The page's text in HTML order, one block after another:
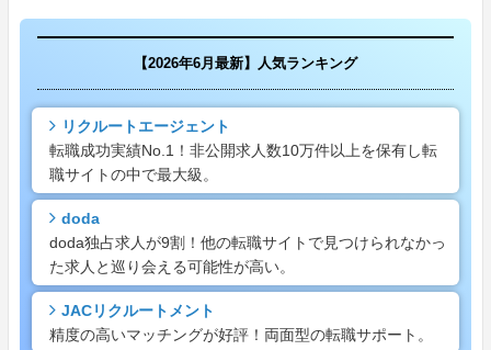
【2026年6月最新】人気ランキング
リクルートエージェント
転職成功実績No.1！非公開求人数10万件以上を保有し転
職サイトの中で最大級。
doda
doda独占求人が9割！他の転職サイトで見つけられなかっ
た求人と巡り会える可能性が高い。
JACリクルートメント
精度の高いマッチングが好評！両面型の転職サポート。